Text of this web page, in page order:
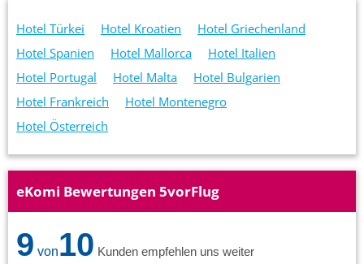
Hotel Türkei Hotel Kroatien
Hotel Griechenland
Hotel Spanien
Hotel Mallorca
Hotel Italien
Hotel Portugal
Hotel Malta
Hotel Bulgarien
Hotel Frankreich
Hotel Montenegro
Hotel Österreich
eKomi Bewertungen 5vorFlug
9 von10 Kunden empfehlen uns weiter